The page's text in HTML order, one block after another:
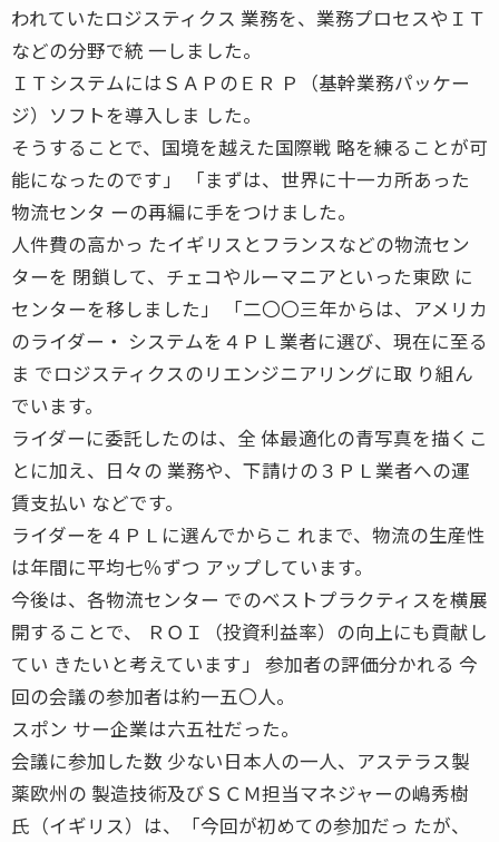
われていたロジスティクス 業務を、業務プロセスやＩＴ
などの分野で統 一しました。
ＩＴシステムにはＳＡＰのＥＲ Ｐ（基幹業務パッケー
ジ）ソフトを導入しま した。
そうすることで、国境を越えた国際戦 略を練ることが可
能になったのです」 「まずは、世界に十一カ所あった
物流センタ ーの再編に手をつけました。
人件費の高かっ たイギリスとフランスなどの物流セン
ターを 閉鎖して、チェコやルーマニアといった東欧 に
センターを移しました」 「二〇〇三年からは、アメリカ
のライダー・ システムを４ＰＬ業者に選び、現在に至る
ま でロジスティクスのリエンジニアリングに取 り組ん
でいます。
ライダーに委託したのは、全 体最適化の青写真を描くこ
とに加え、日々の 業務や、下請けの３ＰＬ業者への運
賃支払い などです。
ライダーを４ＰＬに選んでからこ れまで、物流の生産性
は年間に平均七％ずつ アップしています。
今後は、各物流センター でのベストプラクティスを横展
開することで、 ＲＯＩ（投資利益率）の向上にも貢献し
てい きたいと考えています」 参加者の評価分かれる 今
回の会議の参加者は約一五〇人。
スポン サー企業は六五社だった。
会議に参加した数 少ない日本人の一人、アステラス製
薬欧州の 製造技術及びＳＣＭ担当マネジャーの嶋秀樹
氏（イギリス）は、「今回が初めての参加だっ たが、